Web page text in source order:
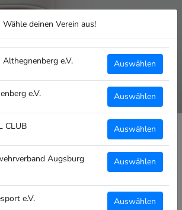
Wähle deinen Verein aus!
Althegnenberg e.V. Auswählen
e.V. Auswählen
CLUB Auswählen
Augsburg
Auswählen
e.V. Auswählen
CLUBTEXTIL
E.V. - ROT/WEISS